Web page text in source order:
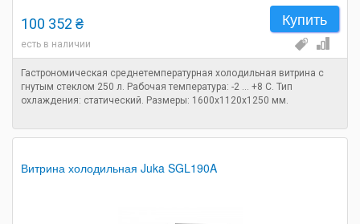
Купить
100 352 ₴
есть в наличии
Гастрономическая среднетемпературная холодильная витрина с
гнутым стеклом 250 л. Рабочая температура: -2 ... +8 C. Тип
охлаждения: статический. Размеры: 1600х1120х1250 мм.
Витрина холодильная Juka SGL190A